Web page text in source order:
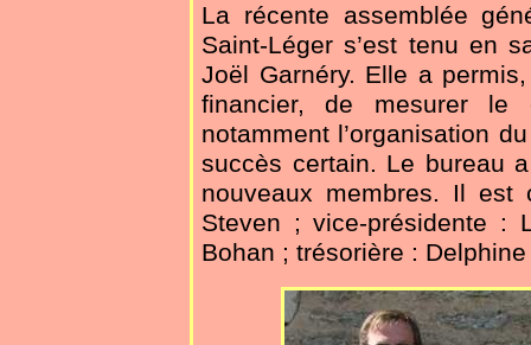
La récente assemblée
Saint-Léger s’est tenu en
Joël Garnéry. Elle a
financier, de mesurer le
notamment l’organisation
succès certain. Le bureau
nouveaux membres. Il est
Steven ; vice-présidente :
Bohan ; trésorière :